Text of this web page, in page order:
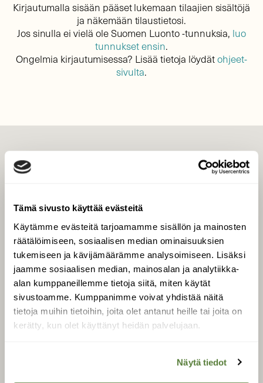
Tämä sivusto käyttää evästeitä
Käytämme evästeitä tarjoamamme sisällön ja mainosten
räätälöimiseen, sosiaalisen median ominaisuuksien
tukemiseen ja kävijämäärämme analysoimiseen. Lisäksi
jaamme sosiaalisen median, mainosalan ja analytiikka-
alan kumppaneillemme tietoja siitä, miten käytät
sivustoamme. Kumppanimme voivat yhdistää näitä
tietoja muihin tietoihin, joita olet antanut heille tai joita on
kerätty, kun olet käyttänyt heidän palvelujaan.
Näytä tiedot
Kirjautumalla sisään pääset lukemaan tilaajien sisältöjä
ja näkemään tilaustietosi.
Jos sinulla ei vielä ole Suomen Luonto -tunnuksia, luo
tunnukset ensin.
Ongelmia kirjautumisessa? Lisää tietoja löydätohjeet-
sivulta.
Tilaa digilukuoikeus
Äänestä parasta juttua
Tilaa uutiskirje
SUOMEN LUONNON­
SUOJELU­LIITTO
Suomen Luonto -lehden
luonnonsuojelu­liitto.